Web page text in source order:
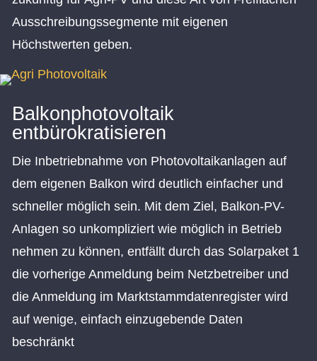
Ausschreibungssegmente mit eigenen
Höchstwerten geben.
Balkonphotovoltaik
entbürokratisieren
Die Inbetriebnahme von Photovoltaikanlagen auf
dem eigenen Balkon wird deutlich einfacher und
schneller möglich sein. Mit dem Ziel, Balkon-PV-
Anlagen so unkompliziert wie möglich in Betrieb
nehmen zu können, entfällt durch das Solarpaket 1
die vorherige Anmeldung beim Netzbetreiber und
die Anmeldung im Marktstammdatenregister wird
auf wenige, einfach einzugebende Daten
beschränkt